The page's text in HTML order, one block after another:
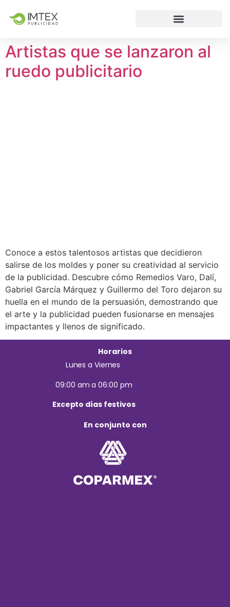
Artistas que se lanzaron al
ruedo publicitario
Conoce a estos talentosos artistas que decidieron
salirse de los moldes y poner su creatividad al servicio
de la publicidad. Descubre cómo Remedios Varo, Dalí,
Gabriel García Márquez y Guillermo del Toro dejaron su
huella en el mundo de la persuasión, demostrando que
el arte y la publicidad pueden fusionarse en mensajes
impactantes y llenos de significado.
Horarios
Lunes a Viernes
09:00 am a 06:00 pm
Excepto días festivos
En conjunto con